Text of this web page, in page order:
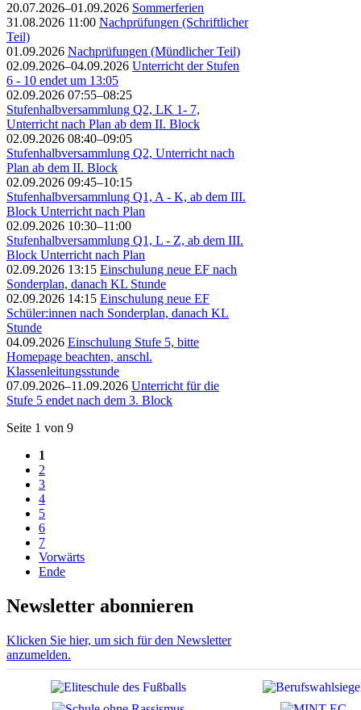
20.07.2026–01.09.2026 Sommerferien
31.08.2026 11:00 Nachprüfungen (Schriftlicher
Teil)
01.09.2026 Nachprüfungen (Mündlicher Teil)
02.09.2026–04.09.2026 Unterricht der Stufen
6 - 10 endet um 13:05
02.09.2026 07:55–08:25
Stufenhalbversammlung Q2, LK 1- 7,
Unterricht nach Plan ab dem II. Block
02.09.2026 08:40–09:05
Stufenhalbversammlung Q2, Unterricht nach
Plan ab dem II. Block
02.09.2026 09:45–10:15
Stufenhalbversammlung Q1, A - K, ab dem III.
Block Unterricht nach Plan
02.09.2026 10:30–11:00
Stufenhalbversammlung Q1, L - Z, ab dem III.
Block Unterricht nach Plan
02.09.2026 13:15 Einschulung neue EF nach
Sonderplan, danach KL Stunde
02.09.2026 14:15 Einschulung neue EF
Schüler:innen nach Sonderplan, danach KL
Stunde
04.09.2026 Einschulung Stufe 5, bitte
Homepage beachten, anschl.
Klassenleitungsstunde
07.09.2026–11.09.2026 Unterricht für die
Stufe 5 endet nach dem 3. Block
Seite 1 von 9
1
2
3
4
5
6
7
Vorwärts
Ende
Newsletter abonnieren
Klicken Sie hier, um sich für den Newsletter
anzumelden.